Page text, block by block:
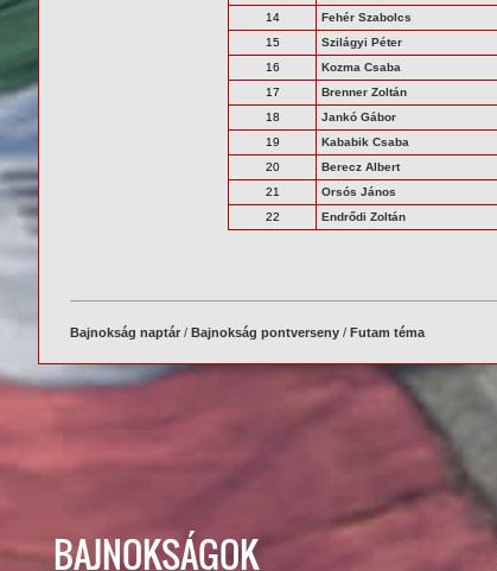
14
Fehér Szabolcs
15
Szilágyi Péter
16
Kozma Csaba
17
Brenner Zoltán
18
Jankó Gábor
19
Kababik Csaba
20
Berecz Albert
21
Orsós János
22
Endrődi Zoltán
Bajnokság naptár/ Bajnokság pontverseny/ Futam téma
BAJNOKSÁGOK